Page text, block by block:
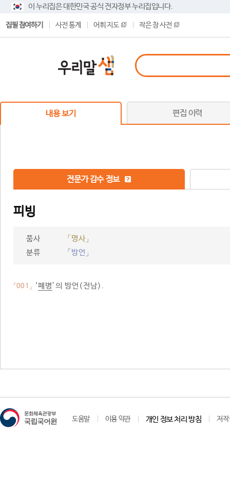
이 누리집은 대한민국 공식 전자정부 누리집입니다.
집필 참여하기 사전 통계 어휘 지도 작은 창 사전
내용 보기 편집 이력
전문가 감수 정보
피빙
품사
「명사」
분류
「방언」
「001」 ‘폐병’의 방언(전남).
도움말 이용 약관 개인 정보 처리 방침 저